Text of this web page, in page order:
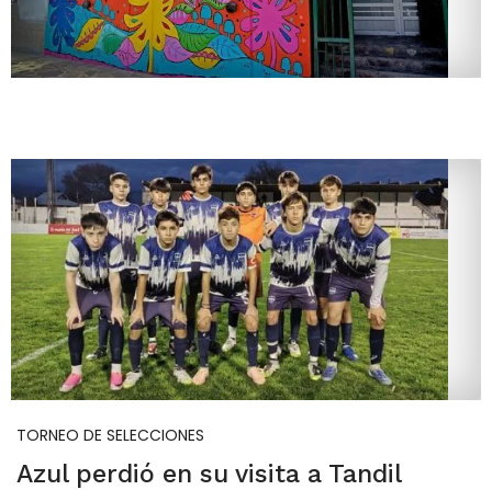
TORNEO DE SELECCIONES
Azul perdió en su visita a Tandil